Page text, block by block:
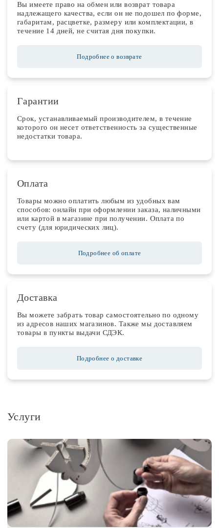
Вы имеете право на обмен или возврат товара
надлежащего качества, если он не подошел по форме,
габаритам, расцветке, размеру или комплектации, в
течение 14 дней, не считая дня покупки.
Подробнее о возврате
Гарантии
Срок, устанавливаемый производителем, в течение
которого он несет ответственность за существенные
недостатки товара.
Оплата
Товары можно оплатить любым из удобных вам
способов: онлайн при оформлении заказа, наличными
или картой в магазине при получении. Оплата по
счету (для юридических лиц).
Подробнее об оплате
Доставка
Вы можете забрать товар самостоятельно по одному
из адресов наших магазинов. Также мы доставляем
товары в пункты выдачи СДЭК.
Подробнее о доставке
Услуги